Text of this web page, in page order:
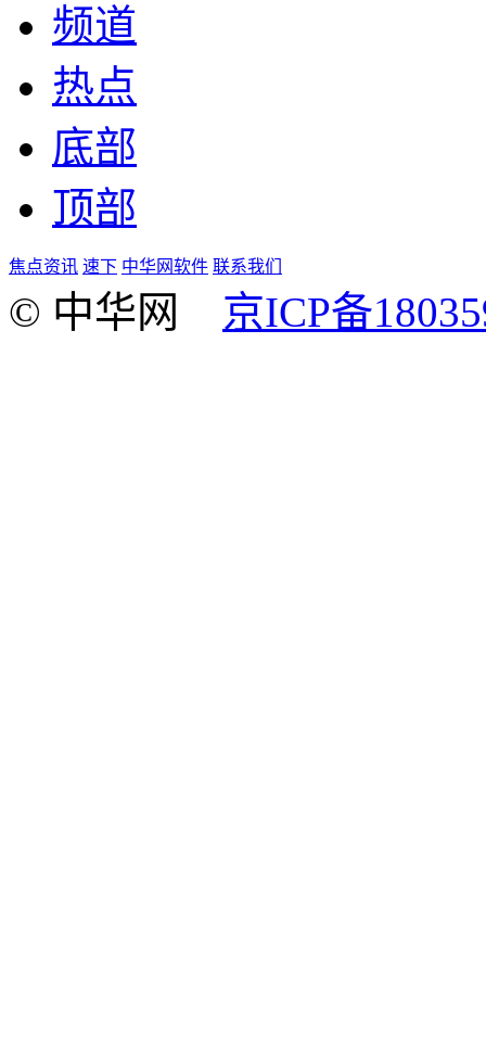
频道
热点
底部
顶部
焦点资讯 速下 中华网软件 联系我们
© 中华网 京ICP备